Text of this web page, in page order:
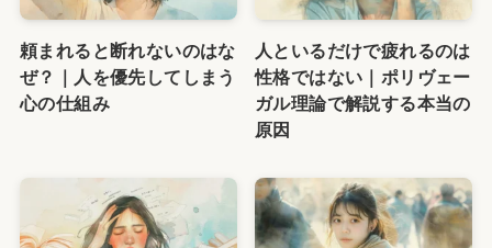
頼まれると断れないのはな
ぜ？｜人を優先してしまう
心の仕組み
人といるだけで疲れるのは
性格ではない｜ポリヴェー
ガル理論で解説する本当の
原因